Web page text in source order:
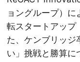
ョングループ）
転スタートアッ
た、ケンブリッジ
い」挑戦と勝算に